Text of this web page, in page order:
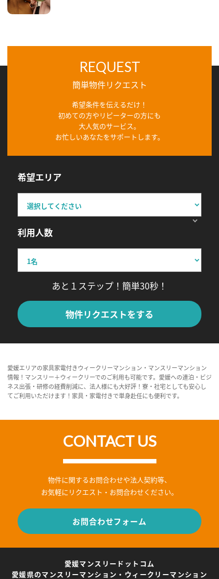
REQUEST
簡単物件リクエスト
希望条件を伝えるだけ！
初めての方やリピーターの方にも
大人気のサービス。
お忙しいあなたをサポートします。
希望エリア
利用人数
あと１ステップ！簡単30秒！
物件リクエストをする
愛媛エリアの家具家電付きウィークリーマンション・マンスリーマンション
情報！マンスリー＋ウィークリーでのご利用も可能です。愛媛への連泊・ビジ
ネス出張・研修の経費削減に、法人様にも大好評！寮・社宅としても安心し
てご利用いただけます！家具・家電付きで単身赴任にも便利です。
CONTACT US
物件に関するお問合わせや法人契約等、
お気軽にリクエスト・お問合わせください。
お問合わせフォーム
愛媛マンスリードットコム
愛媛県のマンスリーマンション・ウィークリーマンション